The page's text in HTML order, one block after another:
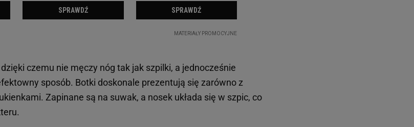
czemu nie męczy nóg tak jak szpilki, a jednocześnie
sposób. Botki doskonale prezentują się zarówno z
Zapinane są na suwak, a nosek układa się w szpic, co